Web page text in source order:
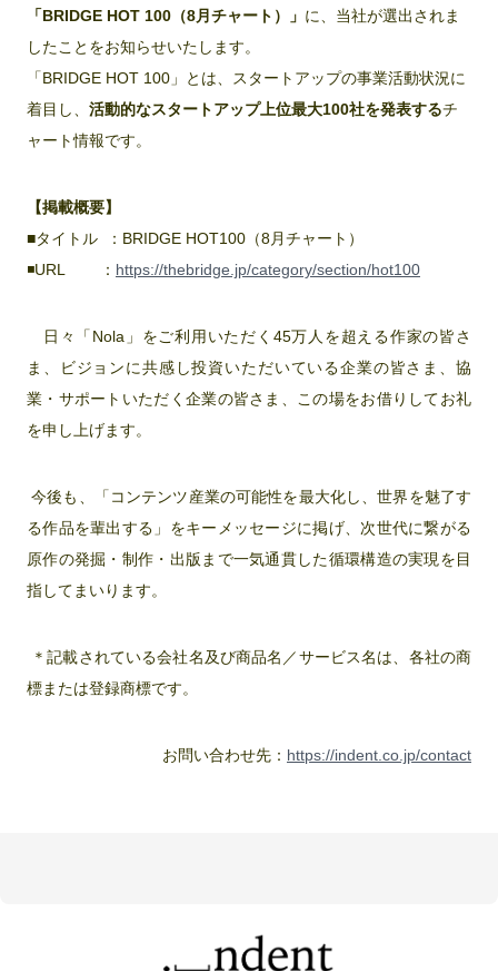
「BRIDGE HOT 100（8月チャート）」 に、当社が選出されま
したことをお知らせいたします。
「BRIDGE HOT 100」とは、スタートアップの事業活動状況に
着目し、 活動的なスタートアップ上位最大100社を発表するチ
ャート情報です。
【掲載概要】
■タイトル ：BRIDGE HOT100（8月チャート）
◾️URL ： https://thebridge.jp/category/section/hot100
日々「Nola」をご利用いただく45万人を超える作家の皆さ
ま、ビジョンに共感し投資いただいている企業の皆さま、協
業・サポートいただく企業の皆さま、この場をお借りしてお礼
を申し上げます。
今後も、「コンテンツ産業の可能性を最大化し、世界を魅了す
る作品を輩出する」をキーメッセージに掲げ、次世代に繋がる
原作の発掘・制作・出版まで一気通貫した循環構造の実現を目
指してまいります。
＊記載されている会社名及び商品名／サービス名は、各社の商
標または登録商標です。
お問い合わせ先： https://indent.co.jp/contact